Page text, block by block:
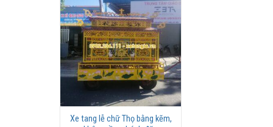
Xe tang lễ chữ Thọ bằng kẽm,